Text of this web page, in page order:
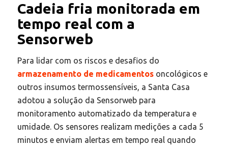
Cadeia fria monitorada em
tempo real com a
Sensorweb
Para lidar com os riscos e desafios do
armazenamento de medicamentosoncológicos e
outros insumos termossensíveis, a Santa Casa
adotou a solução da Sensorweb para
monitoramento automatizado da temperatura e
umidade. Os sensores realizam medições a cada 5
minutos e enviam alertas em tempo real quando